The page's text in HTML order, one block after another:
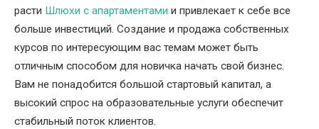
расти Шлюхи с апартаментами и привлекает к себе все
больше инвестиций. Создание и продажа собственных
курсов по интересующим вас темам может быть
отличным способом для новичка начать свой бизнес.
Вам не понадобится большой стартовый капитал, а
высокий спрос на образовательные услуги обеспечит
стабильный поток клиентов.